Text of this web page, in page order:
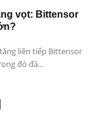
vọt: Bittensor
liên tiếp Bittensor
đó đà...